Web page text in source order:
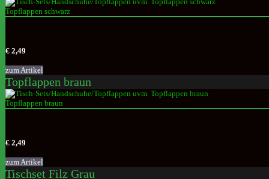
€ 2,49
zum Artikel
Topflappen braun
€ 2,49
zum Artikel
Tischset Filz Grau